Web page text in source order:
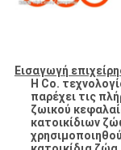
Εισαγωγή
Η Co.
παρέχει τις
ζωικού
κατοικίδιων